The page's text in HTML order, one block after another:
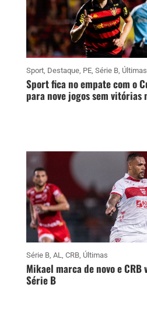
Sport, Destaque, PE, Série B, Últimas
Sport fica no empate com o
para nove jogos sem vitórias
Série B, AL, CRB, Últimas
Mikael marca de novo e CRB
Série B